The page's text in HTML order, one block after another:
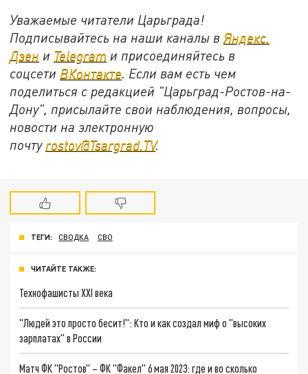
Уважаемые читатели Царьграда!
Подписывайтесь на наши каналы вЯндекс.
Дзен и Telegram и присоединяйтесь в
соцсети ВКонтакте. Если вам есть чем
поделиться с редакцией "Царьград-Ростов-на-
Дону", присылайте свои наблюдения, вопросы,
новости на электронную
почту rostov@Tsargrad.ТV.
ТЕГИ: СВОДКА СВО
ЧИТАЙТЕ ТАКЖЕ:
Технофашисты XXI века
"Людей это просто бесит!": Кто и как создал миф о "высоких
зарплатах" в России
Матч ФК "Ростов" – ФК "Факел" 6 мая 2023: где и во сколько